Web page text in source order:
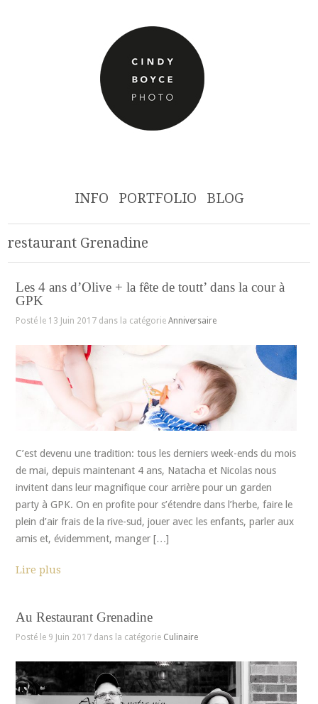
INFO PORTFOLIO BLOG
restaurant Grenadine
Les 4 ans d’Olive + la fête de toutt’ dans la cour à
GPK
Posté le 13 Juin 2017 dans la catégorie Anniversaire
C’est devenu une tradition: tous les derniers week-ends du mois
de mai, depuis maintenant 4 ans, Natacha et Nicolas nous
invitent dans leur magnifique cour arrière pour un garden
party à GPK. On en profite pour s’étendre dans l’herbe, faire le
plein d’air frais de la rive-sud, jouer avec les enfants, parler aux
amis et, évidemment, manger […]
Lire plus
Au Restaurant Grenadine
Posté le 9 Juin 2017 dans la catégorie Culinaire